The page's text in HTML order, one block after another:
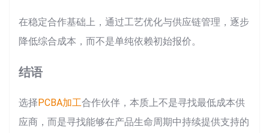
在稳定合作基础上，通过工艺优化与供应链管理，逐步
降低综合成本，而不是单纯依赖初始报价。
结语
选择PCBA加工合作伙伴，本质上不是寻找最低成本供
应商，而是寻找能够在产品生命周期中持续提供支持的